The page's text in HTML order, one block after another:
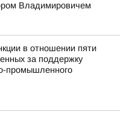
Владимировичем
в отношении пяти
за поддержку
промышленного